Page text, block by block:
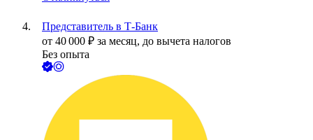
Представитель в Т-Банк
от 40 000 ₽ за месяц, до вычета налогов
Без опыта